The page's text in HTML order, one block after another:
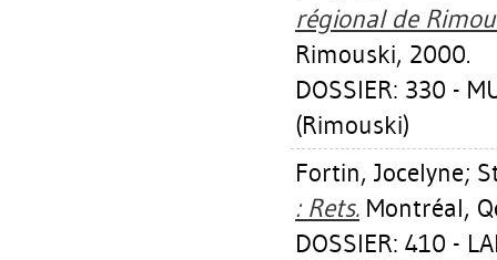
régional de
Rimouski, 2000.
DOSSIER: 330 -
(Rimouski)
Fortin, Jocelyne;
: Rets. Montréal,
DOSSIER: 410 -